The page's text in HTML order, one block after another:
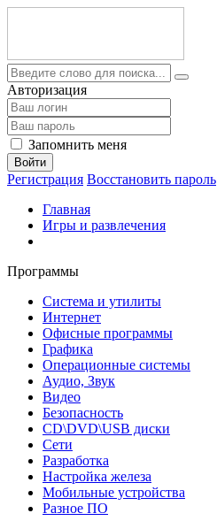
Авторизация
Запомнить меня
Войти
Регистрация Восстановить пароль
Главная
Игры и развлечения
Программы
Система и утилиты
Интернет
Офисные программы
Графика
Операционные системы
Аудио, Звук
Видео
Безопасность
CD\DVD\USB диски
Сети
Разработка
Настройка железа
Мобильные устройства
Разное ПО